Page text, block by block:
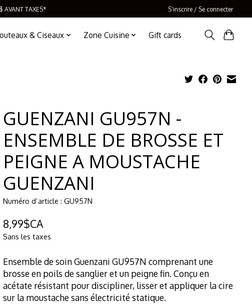
AVANT TAXES* S’inscrire / Se connecter
& Ciseaux Zone Cuisine Gift cards
GUENZANI GU957N -
ENSEMBLE DE BROSSE ET
PEIGNE A MOUSTACHE
GUENZANI
Numéro d’article : GU957N
8,99$CA
Sans les taxes
Ensemble de soin Guenzani GU957N comprenant une
brosse en poils de sanglier et un peigne fin. Conçu en
acétate résistant pour discipliner, lisser et appliquer la cire
sur la moustache sans électricité statique.